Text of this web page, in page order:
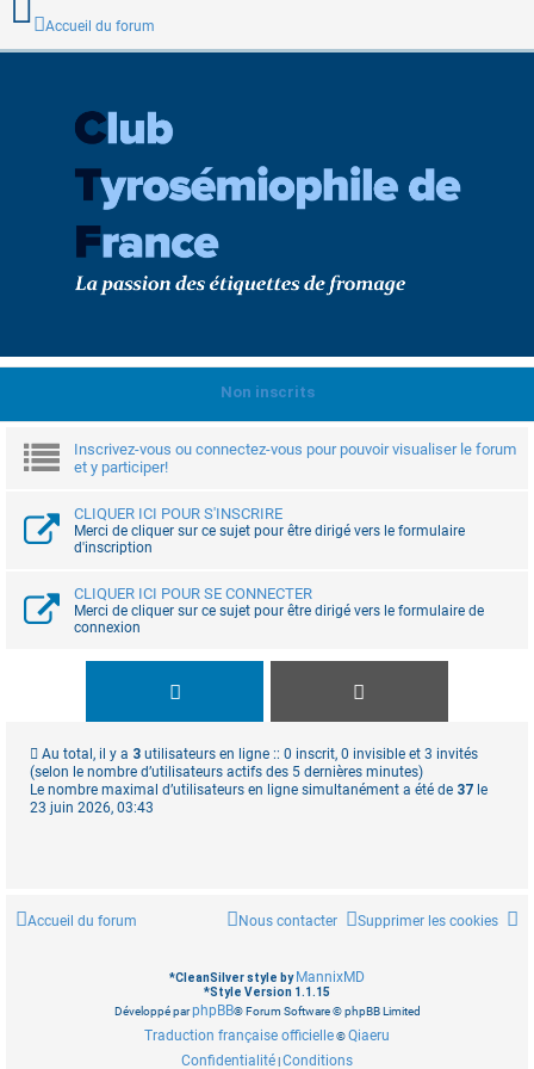
Accueil du forum
Non inscrits
Inscrivez-vous ou connectez-vous pour pouvoir visualiser le forum
et y participer!
CLIQUER ICI POUR S'INSCRIRE
Merci de cliquer sur ce sujet pour être dirigé vers le formulaire
d'inscription
CLIQUER ICI POUR SE CONNECTER
Merci de cliquer sur ce sujet pour être dirigé vers le formulaire de
connexion
Au total, il y a 3 utilisateurs en ligne :: 0 inscrit, 0 invisible et 3 invités
(selon le nombre d’utilisateurs actifs des 5 dernières minutes)
Le nombre maximal d’utilisateurs en ligne simultanément a été de 37 le
23 juin 2026, 03:43
Accueil du forum Supprimer les cookies
Nous contacter
*CleanSilver style by MannixMD
*Style Version 1.1.15
Développé parphpBB® Forum Software © phpBB Limited
Traduction française officielle©Qiaeru
Confidentialité|Conditions